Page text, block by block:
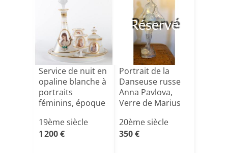
Service de nuit en
opaline blanche à
portraits
féminins, époque
19ème siècle
1 200 €
Réservé
Portrait de la
Danseuse russe
Anna Pavlova,
Verre de Marius
20ème siècle
350 €